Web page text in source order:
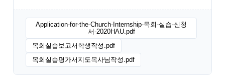
Application-for-the-Church-Internship-목회-실습-신청
서-2020HAU.pdf
목회실습보고서학생작성.pdf
목회실습평가서지도목사님작성.pdf